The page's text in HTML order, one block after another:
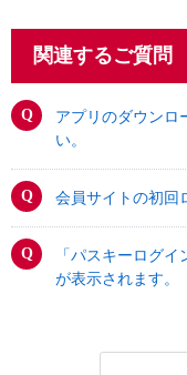
関連するご質問
アプリのダウンロ
い。
会員サイトの初回
「パスキーログ
が表示されます。